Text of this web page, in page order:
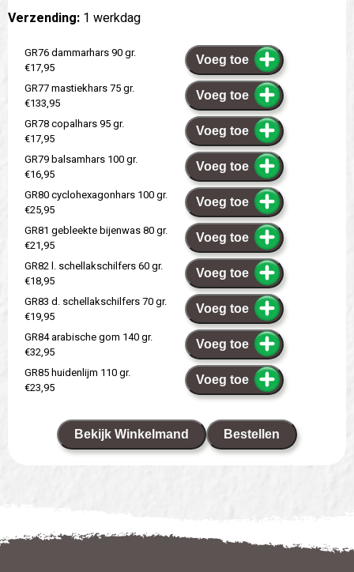
Verzending: 1 werkdag
GR76 dammarhars 90 gr.
€17,95
Voeg toe
GR77 mastiekhars 75 gr.
€133,95
Voeg toe
GR78 copalhars 95 gr.
€17,95
Voeg toe
GR79 balsamhars 100 gr.
€16,95
Voeg toe
GR80 cyclohexagonhars 100 gr.
€25,95
Voeg toe
GR81 gebleekte bijenwas 80 gr.
€21,95
Voeg toe
GR82 l. schellakschilfers 60 gr.
€18,95
Voeg toe
GR83 d. schellakschilfers 70 gr.
€19,95
Voeg toe
GR84 arabische gom 140 gr.
€32,95
Voeg toe
GR85 huidenlijm 110 gr.
€23,95
Voeg toe
Bekijk Winkelmand Bestellen